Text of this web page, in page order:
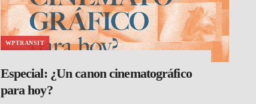
WPTRANSIT
Especial: ¿Un canon cinematográfico
para hoy?